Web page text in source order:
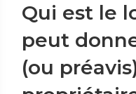
Qui est le
peut
(ou